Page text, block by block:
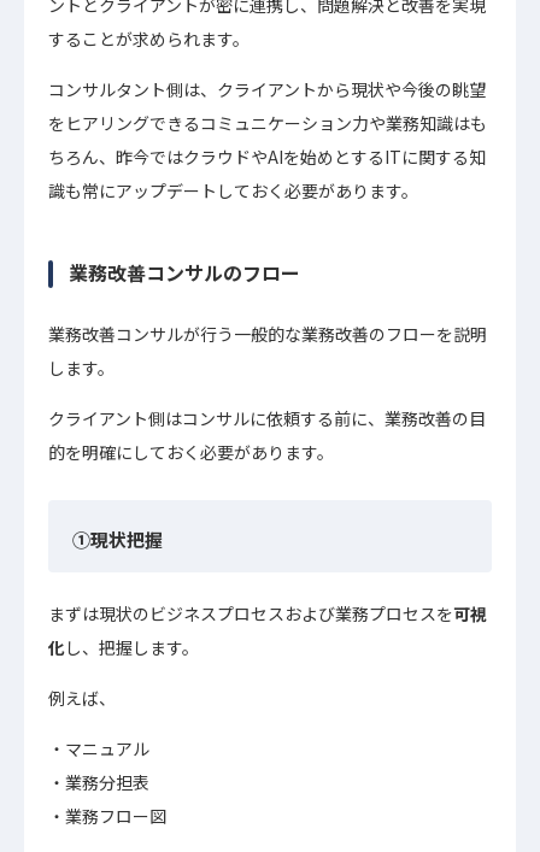
ントとクライアントが密に連携し、問題解決と改善を実現
することが求められます。
コンサルタント側は、クライアントから現状や今後の眺望
をヒアリングできるコミュニケーション力や業務知識はも
ちろん、昨今ではクラウドやAIを始めとするITに関する知
識も常にアップデートしておく必要があります。
業務改善コンサルのフロー
業務改善コンサルが行う一般的な業務改善のフローを説明
します。
クライアント側はコンサルに依頼する前に、業務改善の目
的を明確にしておく必要があります。
①現状把握
まずは現状のビジネスプロセスおよび業務プロセスを可視
化し、把握します。
例えば、
マニュアル
業務分担表
業務フロー図